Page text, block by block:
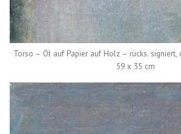
Torso – Öl auf Papier auf Holz – rücks.
59 x 35 cm